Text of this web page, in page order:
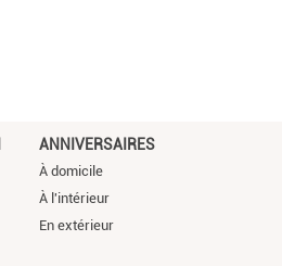
ANNIVERSAIRES
À domicile
À l'intérieur
En extérieur